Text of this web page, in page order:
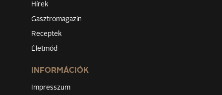
Hírek
Gasztromagazin
Receptek
Életmód
INFORMÁCIÓK
Impresszum